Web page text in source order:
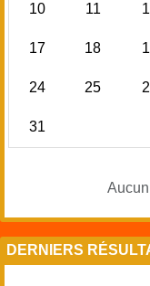
10 11
17 18
24 25
31
DERNIERS